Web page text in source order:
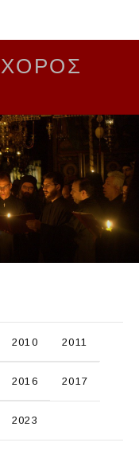
2010 2011
2016 2017
2023